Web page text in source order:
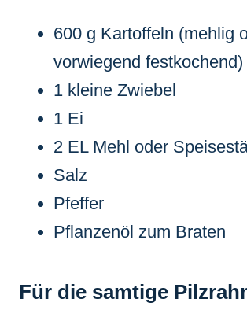
600 g Kartoffeln (mehlig
vorwiegend festkochend)
1 kleine Zwiebel
1 Ei
2 EL Mehl oder
Salz
Pfeffer
Pflanzenöl zum Braten
Für die samtige